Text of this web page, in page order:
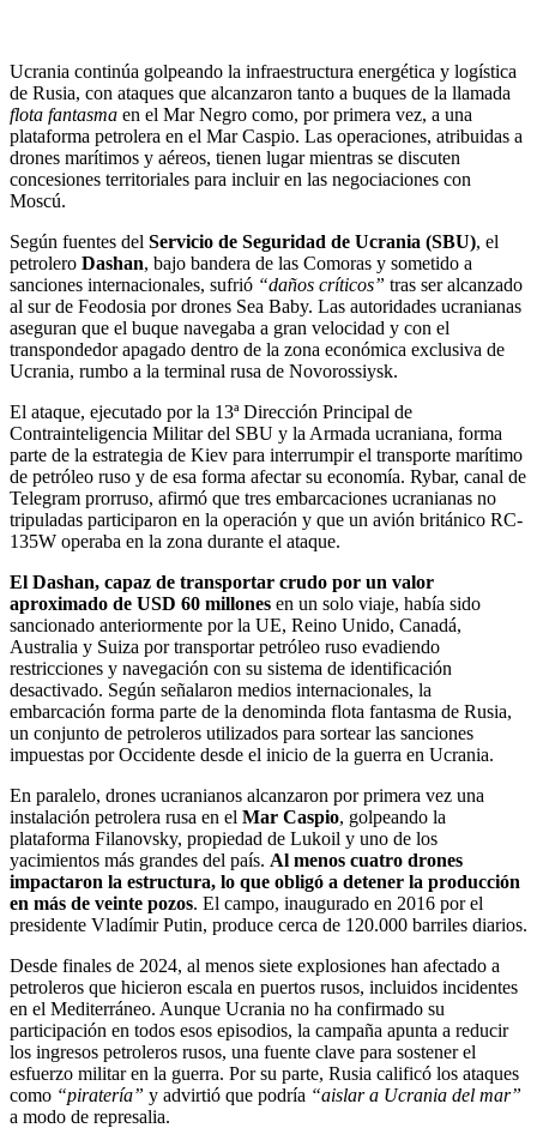
Ucrania continúa golpeando la infraestructura energética y logística
de Rusia, con ataques que alcanzaron tanto a buques de la llamada
flota fantasma en el Mar Negro como, por primera vez, a una
plataforma petrolera en el Mar Caspio. Las operaciones, atribuidas a
drones marítimos y aéreos, tienen lugar mientras se discuten
concesiones territoriales para incluir en las negociaciones con
Moscú.
Según fuentes del Servicio de Seguridad de Ucrania (SBU), el
petrolero Dashan, bajo bandera de las Comoras y sometido a
sanciones internacionales, sufrió “daños críticos” tras ser alcanzado
al sur de Feodosia por drones Sea Baby. Las autoridades ucranianas
aseguran que el buque navegaba a gran velocidad y con el
transpondedor apagado dentro de la zona económica exclusiva de
Ucrania, rumbo a la terminal rusa de Novorossiysk.
El ataque, ejecutado por la 13ª Dirección Principal de
Contrainteligencia Militar del SBU y la Armada ucraniana, forma
parte de la estrategia de Kiev para interrumpir el transporte marítimo
de petróleo ruso y de esa forma afectar su economía. Rybar, canal de
Telegram prorruso, afirmó que tres embarcaciones ucranianas no
tripuladas participaron en la operación y que un avión británico RC-
135W operaba en la zona durante el ataque.
El Dashan, capaz de transportar crudo por un valor
aproximado de USD 60 millones en un solo viaje, había sido
sancionado anteriormente por la UE, Reino Unido, Canadá,
Australia y Suiza por transportar petróleo ruso evadiendo
restricciones y navegación con su sistema de identificación
desactivado. Según señalaron medios internacionales, la
embarcación forma parte de la denominda flota fantasma de Rusia,
un conjunto de petroleros utilizados para sortear las sanciones
impuestas por Occidente desde el inicio de la guerra en Ucrania.
En paralelo, drones ucranianos alcanzaron por primera vez una
instalación petrolera rusa en el Mar Caspio, golpeando la
plataforma Filanovsky, propiedad de Lukoil y uno de los
yacimientos más grandes del país. Al menos cuatro drones
impactaron la estructura, lo que obligó a detener la producción
en más de veinte pozos. El campo, inaugurado en 2016 por el
presidente Vladímir Putin, produce cerca de 120.000 barriles diarios.
Desde finales de 2024, al menos siete explosiones han afectado a
petroleros que hicieron escala en puertos rusos, incluidos incidentes
en el Mediterráneo. Aunque Ucrania no ha confirmado su
participación en todos esos episodios, la campaña apunta a reducir
los ingresos petroleros rusos, una fuente clave para sostener el
esfuerzo militar en la guerra. Por su parte, Rusia calificó los ataques
como “piratería” y advirtió que podría “aislar a Ucrania del mar”
a modo de represalia.